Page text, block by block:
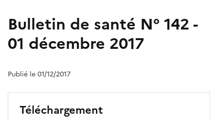
Bulletin de santé N° 142 -
01 décembre 2017
Publié le 01/12/2017
Téléchargement